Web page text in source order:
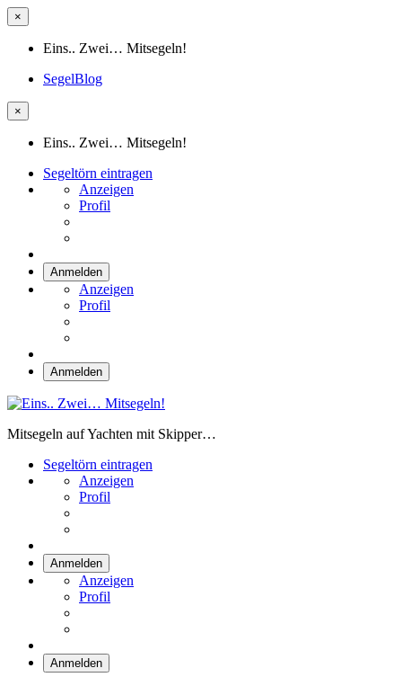
×
Eins.. Zwei… Mitsegeln!
SegelBlog
×
Eins.. Zwei… Mitsegeln!
Segeltörn eintragen
Anzeigen
Profil
Anmelden
Anzeigen
Profil
Anmelden
Mitsegeln auf Yachten mit Skipper…
Segeltörn eintragen
Anzeigen
Profil
Anmelden
Anzeigen
Profil
Anmelden